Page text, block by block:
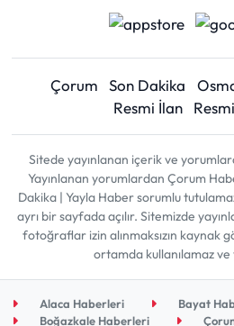
Çorum Son Dakika
Resmi İlan
Sitede yayınlanan içerik ve
Yayınlanan yorumlardan Çorum
Dakika | Yayla Haber sorumlu
ayrı bir sayfada açılır. Sitemizde
fotoğraflar izin alınmaksızın kaynak
ortamda kullanılamaz ve
Alaca Haberleri
Bayat
Boğazkale Haberleri